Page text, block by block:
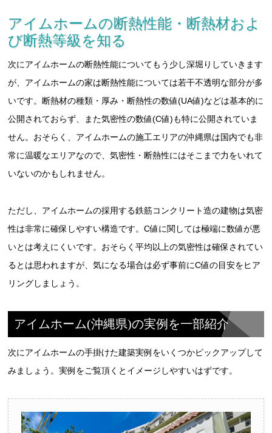
アイムホームの断熱性能・断熱材およ
び断熱等級を知る
次にアイムホームの断熱性能についてもう少し深堀りしていきます
が、アイムホームの家は断熱性能については若干不透明な部分が多
いです。断熱材の種類・厚み・断熱性の数値(UA値)などは基本的に
公開されておらず、また気密性の数値(C値)も特に公開されていま
せん。おそらく、アイムホームの施工エリアの沖縄県は国内でも非
常に温暖なエリアなので、気密性・断熱性にはそこまで力をいれて
いないのかもしれません。
ただし、アイムホームの採用する鉄筋コンクリート造の建物は気密
性は非常に確保しやすい構造です。C値に関しては極端に数値が悪
いとは考えにくいです。おそらく平均以上の気密性は確保されてい
るとは思われますが、気になる場合は必ず事前にC値の目安をヒア
リングしましょう。
アイムホーム(沖縄県)の実例を一部紹介
次にアイムホームの手掛けた建築実例をいくつかピックアップして
みましょう。実例をご覧頂くとイメージしやすいはずです。